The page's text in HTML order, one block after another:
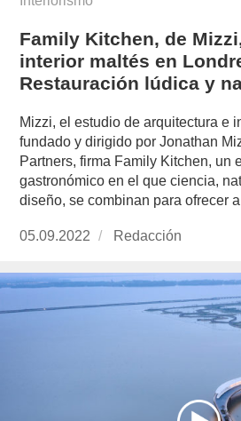
Family Kitchen, de
interior maltés en
Restauración lúdica y
Mizzi, el estudio de arquitectura e
fundado y dirigido por Jonathan
Partners, firma Family Kitchen, un
gastronómico en el que ciencia,
diseño, se combinan para ofrecer
Publicado
05.09.2022 https://
Redacción